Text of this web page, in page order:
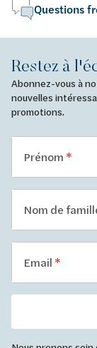
Questions
Restez à
Abonnez-vous à
nouvelles
promotions.
Prénom
Nom de
Email